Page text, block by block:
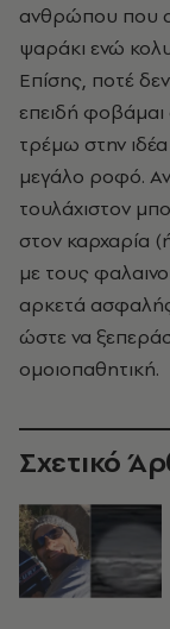
ανθρώπου που
ψαράκι ενώ
Επίσης, ποτέ
επειδή φοβάμαι
τρέμω στην
μεγάλο ροφό.
τουλάχιστον
στον καρχαρία
με τους
αρκετά
ώστε να
ομοιοπαθητική.
Σχετικό